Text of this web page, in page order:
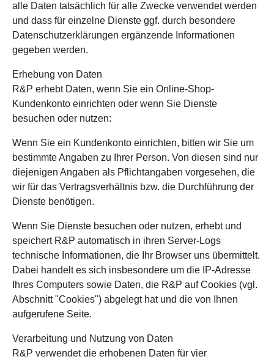
alle Daten tatsächlich für alle Zwecke verwendet werden
und dass für einzelne Dienste ggf. durch besondere
Datenschutzerklärungen ergänzende Informationen
gegeben werden.
Erhebung von Daten
R&P erhebt Daten, wenn Sie ein Online-Shop-
Kundenkonto einrichten oder wenn Sie Dienste
besuchen oder nutzen:
Wenn Sie ein Kundenkonto einrichten, bitten wir Sie um
bestimmte Angaben zu Ihrer Person. Von diesen sind nur
diejenigen Angaben als Pflichtangaben vorgesehen, die
wir für das Vertragsverhältnis bzw. die Durchführung der
Dienste benötigen.
Wenn Sie Dienste besuchen oder nutzen, erhebt und
speichert R&P automatisch in ihren Server-Logs
technische Informationen, die Ihr Browser uns übermittelt.
Dabei handelt es sich insbesondere um die IP-Adresse
Ihres Computers sowie Daten, die R&P auf Cookies (vgl.
Abschnitt "Cookies") abgelegt hat und die von Ihnen
aufgerufene Seite.
Verarbeitung und Nutzung von Daten
R&P verwendet die erhobenen Daten für vier